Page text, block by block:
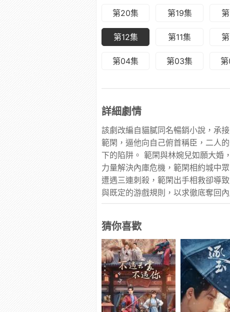
第20集 第19集
第12集 第11集
第04集 第03集
詳細劇情
該劇改編自貓膩同名暢銷小說，承
範閑，逼他向自己俯首稱臣，二人
下的陷阱。 範閑與林婉兒如願大婚
力量解決內庫危機，範閑相約城中
遭遇三連刺殺，範閑出手相救卻導
與既定的游戲規則，以求徹底奪回內
猜你喜歡